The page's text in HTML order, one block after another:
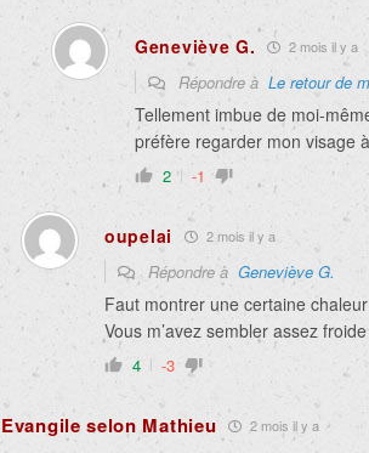
Geneviève G. 2 mois il y a
Répondre à Le retour de
Tellement imbue de moi-
préfère regarder mon visage
2 -1
oupelai 2 mois il y a
Répondre à Geneviève G.
Faut montrer une certaine
Vous m’avez sembler assez froide
4 -3
Evangile selon Mathieu 2 mois il y a